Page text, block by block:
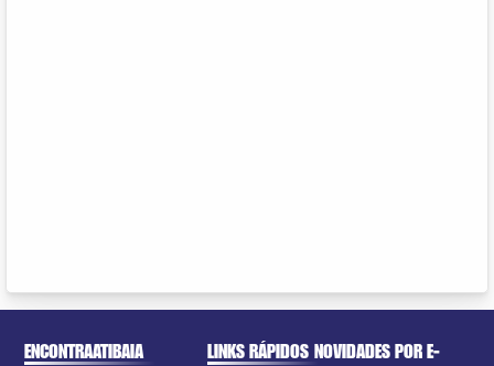
ENCONTRAATIBAIA LINKS RÁPIDOS NOVIDADES POR E-